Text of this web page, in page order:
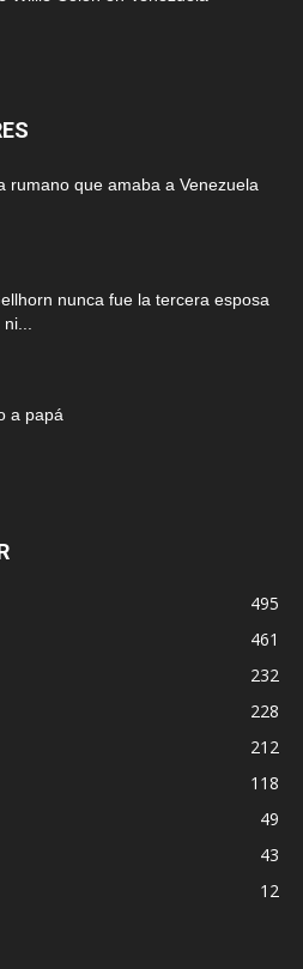
rumano que amaba a Venezuela
nunca fue la tercera esposa
ni...
a papá
495
461
232
228
212
118
49
43
12